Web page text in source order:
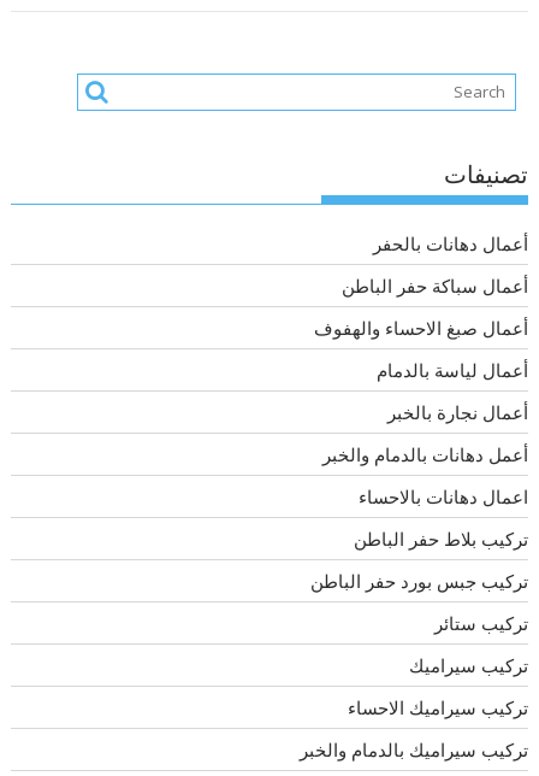
تصنيفات
أعمال دهانات بالحفر
أعمال سباكة حفر الباطن
أعمال صبغ الاحساء والهفوف
أعمال لياسة بالدمام
أعمال نجارة بالخبر
أعمل دهانات بالدمام والخبر
اعمال دهانات بالاحساء
تركيب بلاط حفر الباطن
تركيب جبس بورد حفر الباطن
تركيب ستائر
تركيب سيراميك
تركيب سيراميك الاحساء
تركيب سيراميك بالدمام والخبر